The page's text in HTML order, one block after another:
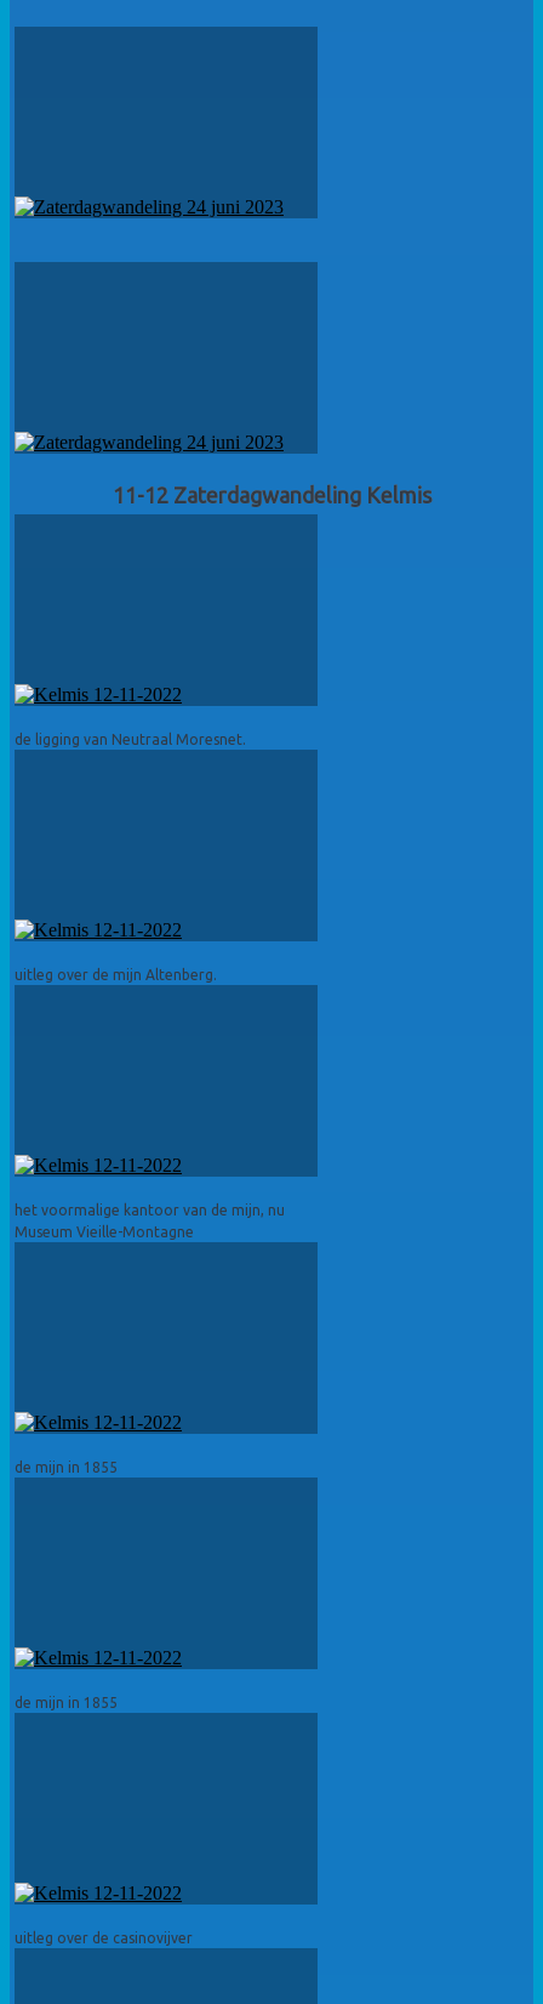
11-12 Zaterdagwandeling Kelmis
de ligging van Neutraal Moresnet.
uitleg over de mijn Altenberg.
het voormalige kantoor van de mijn, nu
Museum Vieille-Montagne
de mijn in 1855
de mijn in 1855
uitleg over de casinovijver